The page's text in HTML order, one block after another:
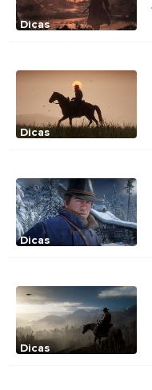
Dicas
Dicas
Dicas
Dicas